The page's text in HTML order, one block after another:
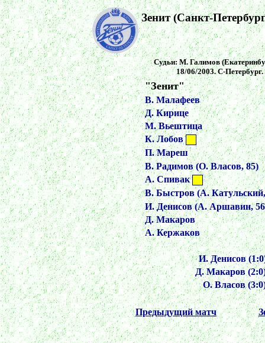
Зенит (Санкт-
Судьи: М. Галимов
18/06/2003. С-
"Зенит"
В. Малафеев
Д. Кирице
М. Вьештица
К. Лобов
П. Мареш
В. Радимов (О. Власов, 85)
А. Спивак
В. Быстров (А.
И. Денисов (А. Аршавин,
Д. Макаров
А. Кержаков
И. Денисов
Д. Макаров
О. Власов
Предыдущий матч